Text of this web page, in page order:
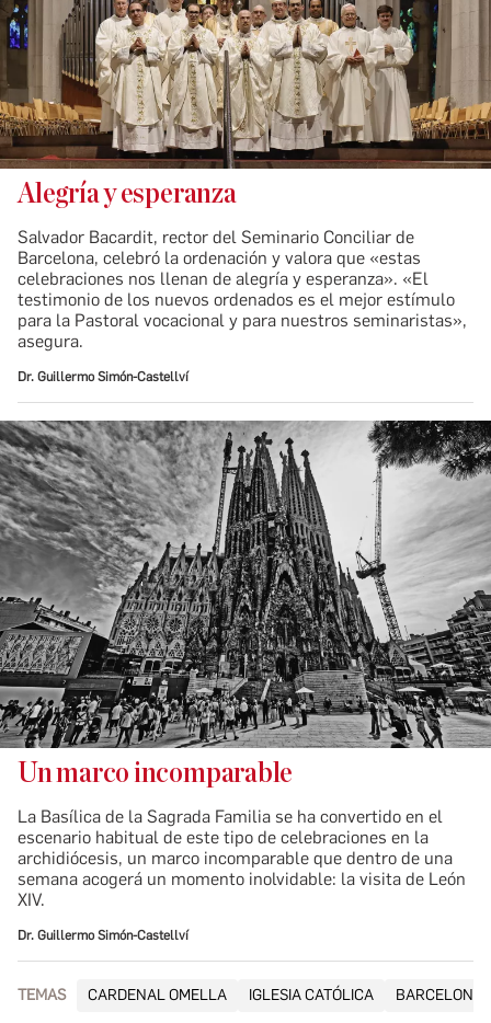
Alegría y esperanza
Salvador Bacardit, rector del Seminario Conciliar de
Barcelona, celebró la ordenación y valora que «estas
celebraciones nos llenan de alegría y esperanza». «El
testimonio de los nuevos ordenados es el mejor estímulo
para la Pastoral vocacional y para nuestros seminaristas»,
asegura.
Dr. Guillermo Simón-Castellví
Un marco incomparable
La Basílica de la Sagrada Familia se ha convertido en el
escenario habitual de este tipo de celebraciones en la
archidiócesis, un marco incomparable que dentro de una
semana acogerá un momento inolvidable: la visita de León
XIV.
Dr. Guillermo Simón-Castellví
TEMAS CARDENAL OMELLA IGLESIA CATÓLICA BARCELONA